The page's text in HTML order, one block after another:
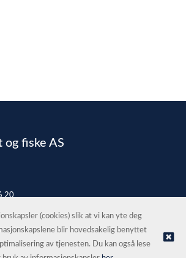
og fiske AS
20
og fiske AS |Nettbutikk levert av Kréatif
(cookies) slik at vi kan yte deg
blir hovedsakelig benyttet
av tjenesten. Du kan også lese